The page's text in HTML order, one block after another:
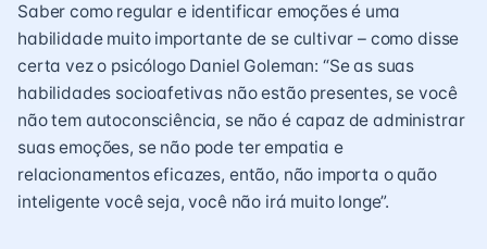
Saber como regular e identificar emoções é uma
habilidade muito importante de se cultivar – como disse
certa vez o psicólogo Daniel Goleman: “Se as suas
habilidades socioafetivas não estão presentes, se você
não tem autoconsciência, se não é capaz de administrar
suas emoções, se não pode ter empatia e
relacionamentos eficazes, então, não importa o quão
inteligente você seja, você não irá muito longe”.